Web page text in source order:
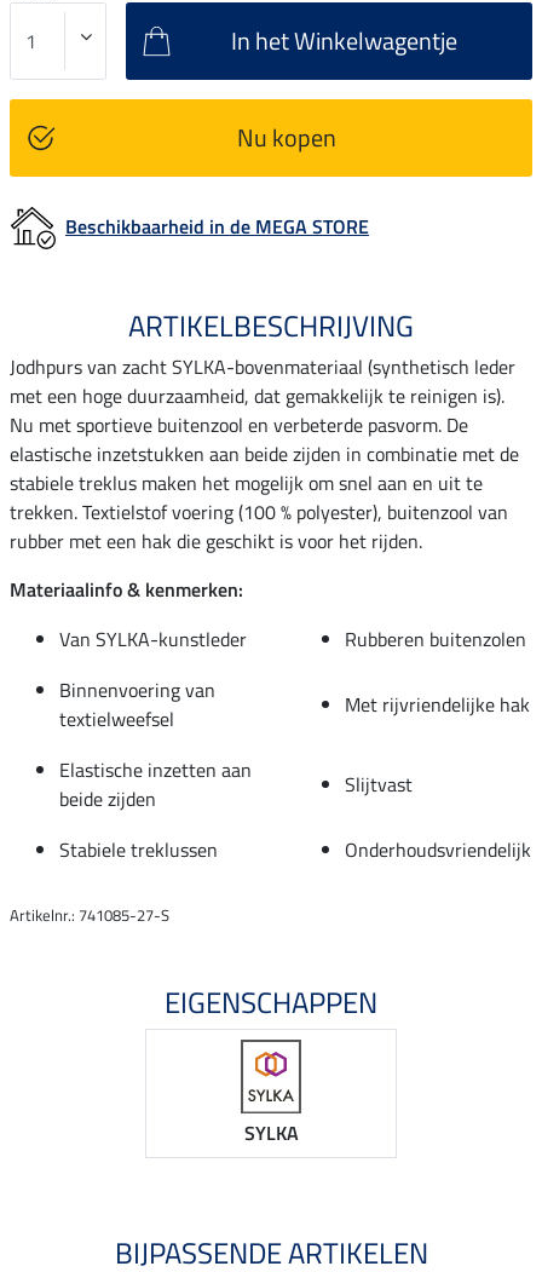
In het Winkelwagentje
Nu kopen
Beschikbaarheid in de MEGA STORE
ARTIKELBESCHRIJVING
Jodhpurs van zacht SYLKA-bovenmateriaal (synthetisch leder
met een hoge duurzaamheid, dat gemakkelijk te reinigen is).
Nu met sportieve buitenzool en verbeterde pasvorm. De
elastische inzetstukken aan beide zijden in combinatie met de
stabiele treklus maken het mogelijk om snel aan en uit te
trekken. Textielstof voering (100 % polyester), buitenzool van
rubber met een hak die geschikt is voor het rijden.
Materiaalinfo & kenmerken:
Van SYLKA-kunstleder
Rubberen buitenzolen
Binnenvoering van
textielweefsel
Met rijvriendelijke hak
Elastische inzetten aan
beide zijden
Slijtvast
Stabiele treklussen Onderhoudsvriendelijk
Artikelnr.: 741085-27-S
EIGENSCHAPPEN
SYLKA
BIJPASSENDE ARTIKELEN